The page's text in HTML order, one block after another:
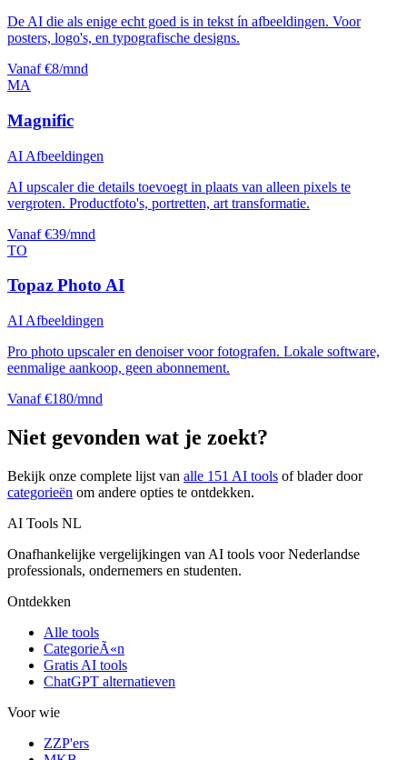
De AI die als enige echt goed is in tekst ín afbeeldingen. Voor
posters, logo's, en typografische designs.
Vanaf €8/mnd
MA
Magnific
AI Afbeeldingen
AI upscaler die details toevoegt in plaats van alleen pixels te
vergroten. Productfoto's, portretten, art transformatie.
Vanaf €39/mnd
TO
Topaz Photo AI
AI Afbeeldingen
Pro photo upscaler en denoiser voor fotografen. Lokale software,
eenmalige aankoop, geen abonnement.
Vanaf €180/mnd
Niet gevonden wat je zoekt?
Bekijk onze complete lijst van alle 151 AI tools of blader door
categorieën om andere opties te ontdekken.
AI Tools NL
Onafhankelijke vergelijkingen van AI tools voor Nederlandse
professionals, ondernemers en studenten.
Ontdekken
Alle tools
CategorieÃ«n
Gratis AI tools
ChatGPT alternatieven
Voor wie
ZZP'ers